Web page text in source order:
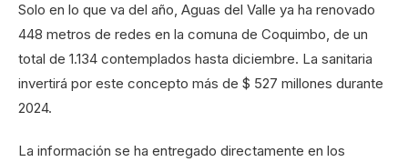
Solo en lo que va del año, Aguas del Valle ya ha renovado
448 metros de redes en la comuna de Coquimbo, de un
total de 1.134 contemplados hasta diciembre. La sanitaria
invertirá por este concepto más de $ 527 millones durante
2024.
La información se ha entregado directamente en los